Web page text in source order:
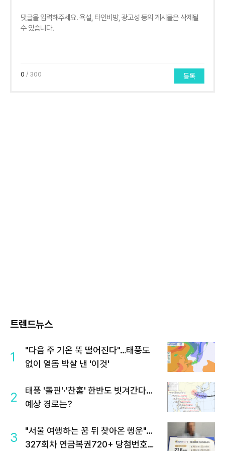
0 / 300 등록
트렌드뉴스
1
"다음 주 기온 뚝 떨어진다"…태풍도
없이 열돔 박살 낸 '이것'
2
태풍 '돌핀'·'찬홈' 한반도 빗겨간다…
예상 경로는?
3
"서울 여행하는 꿈 뒤 찾아온 행운"…
327회차 연금복권720+ 당첨번호조